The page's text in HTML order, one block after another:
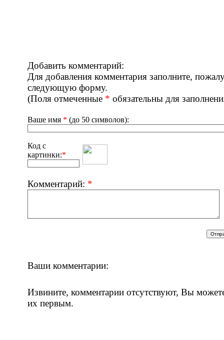
Добавить комментарий:
Для добавления комментария заполните,
следующую форму.
(Поля отмеченные * обязательны для
Ваше имя * (до 50 символов):
Код с
картинки:*
Комментарий: *
Ваши комментарии:
Извините, комментарии отсутствуют, Вы
их первым.